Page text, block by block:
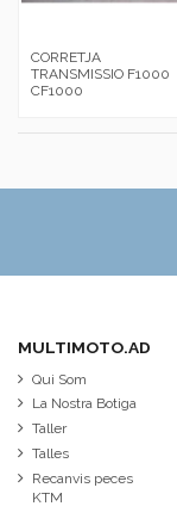
CORRETJA
TRANSMISSIO F1000
CF1000
MULTIMOTO.AD
Qui Som
La Nostra Botiga
Taller
Talles
Recanvis peces
KTM